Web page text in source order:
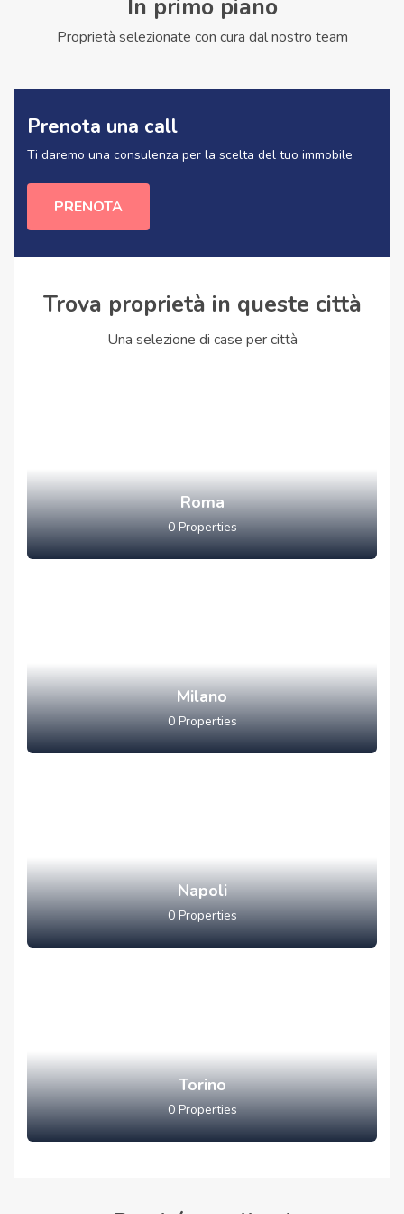
In primo piano
Proprietà selezionate con cura dal nostro team
Prenota una call
Ti daremo una consulenza per la scelta del tuo immobile
PRENOTA
Trova proprietà in queste città
Una selezione di case per città
Roma
0Properties
Milano
0Properties
Napoli
0Properties
Torino
0Properties